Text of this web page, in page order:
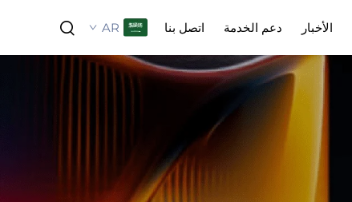
الأخبار دعم الخدمة اتصل بنا AR